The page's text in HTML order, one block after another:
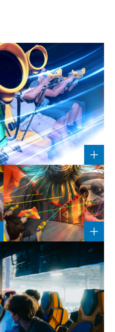
7D_TAG